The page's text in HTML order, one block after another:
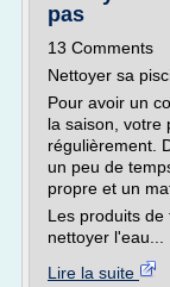
pas
13 Comments
Nettoyer sa
Pour avoir un
la saison, votre
régulièrement.
un peu de
propre et un
Les produits
nettoyer l'eau...
Lire la suite